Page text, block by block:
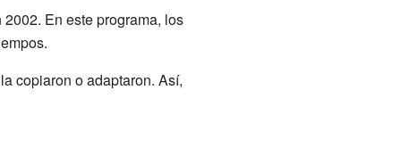
En este programa, los
copiaron o adaptaron. Así,